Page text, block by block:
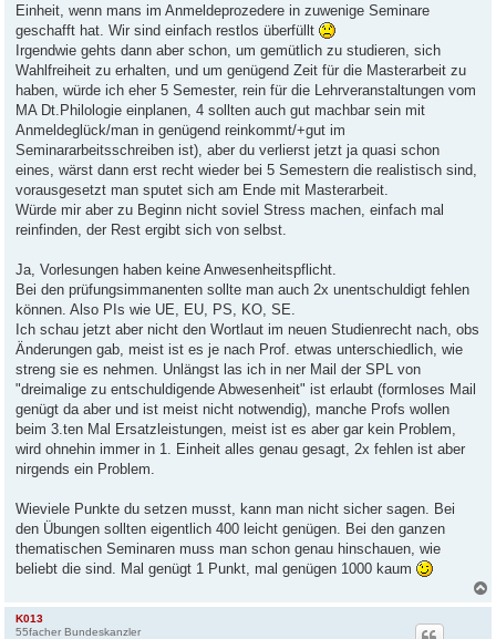
Einheit, wenn mans im Anmeldeprozedere in zuwenige Seminare
geschafft hat. Wir sind einfach restlos überfüllt
Irgendwie gehts dann aber schon, um gemütlich zu studieren, sich
Wahlfreiheit zu erhalten, und um genügend Zeit für die Masterarbeit zu
haben, würde ich eher 5 Semester, rein für die Lehrveranstaltungen vom
MA Dt.Philologie einplanen, 4 sollten auch gut machbar sein mit
Anmeldeglück/man in genügend reinkommt/+gut im
Seminararbeitsschreiben ist), aber du verlierst jetzt ja quasi schon
eines, wärst dann erst recht wieder bei 5 Semestern die realistisch sind,
vorausgesetzt man sputet sich am Ende mit Masterarbeit.
Würde mir aber zu Beginn nicht soviel Stress machen, einfach mal
reinfinden, der Rest ergibt sich von selbst.
Ja, Vorlesungen haben keine Anwesenheitspflicht.
Bei den prüfungsimmanenten sollte man auch 2x unentschuldigt fehlen
können. Also PIs wie UE, EU, PS, KO, SE.
Ich schau jetzt aber nicht den Wortlaut im neuen Studienrecht nach, obs
Änderungen gab, meist ist es je nach Prof. etwas unterschiedlich, wie
streng sie es nehmen. Unlängst las ich in ner Mail der SPL von
"dreimalige zu entschuldigende Abwesenheit" ist erlaubt (formloses Mail
genügt da aber und ist meist nicht notwendig), manche Profs wollen
beim 3.ten Mal Ersatzleistungen, meist ist es aber gar kein Problem,
wird ohnehin immer in 1. Einheit alles genau gesagt, 2x fehlen ist aber
nirgends ein Problem.
Wieviele Punkte du setzen musst, kann man nicht sicher sagen. Bei
den Übungen sollten eigentlich 400 leicht genügen. Bei den ganzen
thematischen Seminaren muss man schon genau hinschauen, wie
beliebt die sind. Mal genügt 1 Punkt, mal genügen 1000 kaum
K013
55facher Bundeskanzler